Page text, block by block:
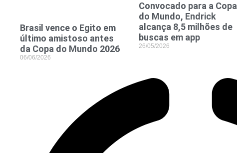
Brasil vence o Egito em
último amistoso antes
da Copa do Mundo 2026
06/06/2026
Convocado para a Copa
do Mundo, Endrick
alcança 8,5 milhões de
buscas em app
26/05/2026